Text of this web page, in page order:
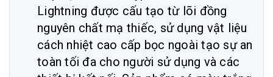
Lightning được cấu tạo từ lõi đồng
nguyên chất mạ thiếc, sử dụng vật liệu
cách nhiệt cao cấp bọc ngoài tạo sự an
toàn tối đa cho người sử dụng và các